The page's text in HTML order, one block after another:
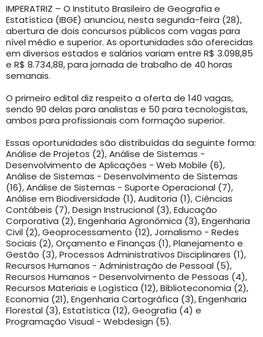
IMPERATRIZ – O Instituto Brasileiro de Geografia e
Estatística (IBGE) anunciou, nesta segunda-feira (28),
abertura de dois concursos públicos com vagas para
nível médio e superior. As oportunidades são oferecidas
em diversos estados e salários variam entre R$ 3.098,85
e R$ 8.734,88, para jornada de trabalho de 40 horas
semanais.
O primeiro edital diz respeito a oferta de 140 vagas,
sendo 90 delas para analistas e 50 para tecnologistas,
ambos para profissionais com formação superior.
Essas oportunidades são distribuídas da seguinte forma:
Análise de Projetos (2), Análise de Sistemas -
Desenvolvimento de Aplicações - Web Mobile (6),
Análise de Sistemas - Desenvolvimento de Sistemas
(16), Análise de Sistemas - Suporte Operacional (7),
Análise em Biodiversidade (1), Auditoria (1), Ciências
Contábeis (7), Design Instrucional (3), Educação
Corporativa (2), Engenharia Agronômica (3), Engenharia
Civil (2), Geoprocessamento (12), Jornalismo - Redes
Sociais (2), Orçamento e Finanças (1), Planejamento e
Gestão (3), Processos Administrativos Disciplinares (1),
Recursos Humanos - Administração de Pessoal (5),
Recursos Humanos - Desenvolvimento de Pessoas (4),
Recursos Materiais e Logística (12), Biblioteconomia (2),
Economia (21), Engenharia Cartográfica (3), Engenharia
Florestal (3), Estatística (12), Geografia (4) e
Programação Visual - Webdesign (5).